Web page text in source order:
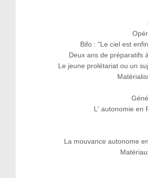
Bifo : "Le ciel est
Deux ans de préparatifs
Le jeune prolétariat ou un
L' autonomie en
La mouvance autonome